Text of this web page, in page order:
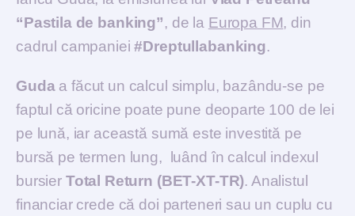
“Pastila de banking”, de la Europa FM, din
cadrul campaniei#Dreptullabanking.
Gudaa făcut un calcul simplu, bazându-se pe
faptul că oricine poate pune deoparte 100 de lei
pe lună, iar această sumă este investită pe
bursă pe termen lung, luând în calcul indexul
bursier Total Return (BET-XT-TR). Analistul
financiar crede că doi parteneri sau un cuplu cu